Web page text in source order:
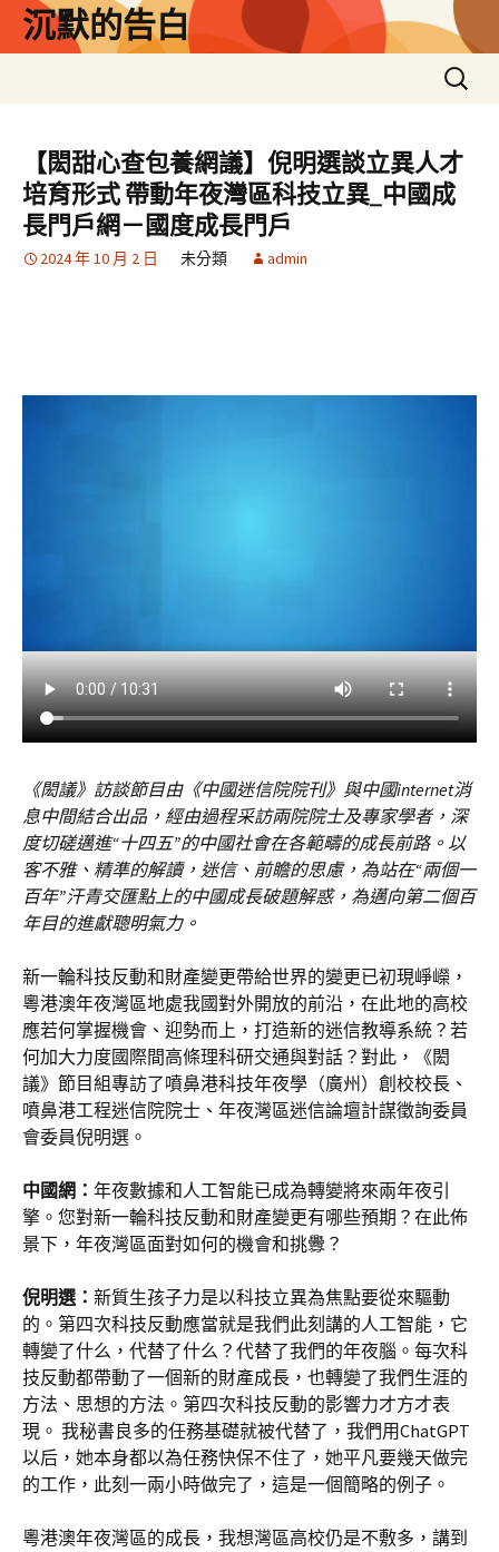
沉默的告白
搜
尋
鍵
字:
【閎甜心查包養網議】倪明選談立異人才
培育形式 帶動年夜灣區科技立異_中國成
長門戶網－國度成長門戶
2024 年 10 月 2 日 未分類 admin
《閎議》訪談節目由《中國迷信院院刊》與中國internet消
息中間結合出品，經由過程采訪兩院院士及專家學者，深
度切磋邁進“十四五”的中國社會在各範疇的成長前路。以
客不雅、精準的解讀，迷信、前瞻的思慮，為站在“兩個一
百年”汗青交匯點上的中國成長破題解惑，為邁向第二個百
年目的進獻聰明氣力。
新一輪科技反動和財產變更帶給世界的變更已初現崢嶸，
粵港澳年夜灣區地處我國對外開放的前沿，在此地的高校
應若何掌握機會、迎勢而上，打造新的迷信教導系統？若
何加大力度國際間高條理科研交通與對話？對此，《閎
議》節目組專訪了噴鼻港科技年夜學（廣州）創校校長、
噴鼻港工程迷信院院士、年夜灣區迷信論壇計謀徵詢委員
會委員倪明選。
中國網： 年夜數據和人工智能已成為轉變將來兩年夜引
擎。您對新一輪科技反動和財產變更有哪些預期？在此佈
景下，年夜灣區面對如何的機會和挑釁？
倪明選： 新質生孩子力是以科技立異為焦點要從來驅動
的。第四次科技反動應當就是我們此刻講的人工智能，它
轉變了什么，代替了什么？代替了我們的年夜腦。每次科
技反動都帶動了一個新的財產成長，也轉變了我們生涯的
方法、思想的方法。第四次科技反動的影響力才方才表
現。 我秘書良多的任務基礎就被代替了，我們用ChatGPT
以后，她本身都以為任務快保不住了，她平凡要幾天做完
的工作，此刻一兩小時做完了，這是一個簡略的例子。
粵港澳年夜灣區的成長，我想灣區高校仍是不敷多，講到